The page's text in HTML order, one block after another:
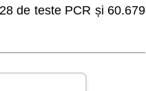
de teste PCR și 60.679